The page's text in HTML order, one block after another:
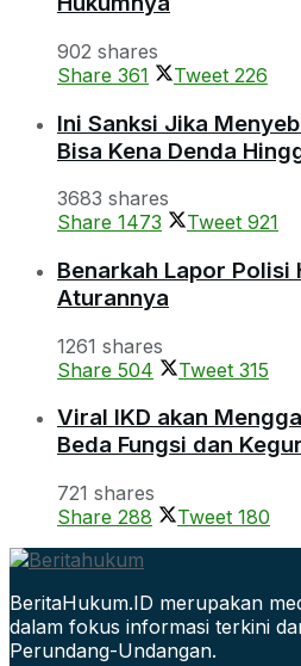
902 shares
Share 361 Tweet 226
Ini Sanksi Jika
Bisa Kena Denda
3683 shares
Share 1473 Tweet 921
Benarkah Lapor Polisi
Aturannya
1261 shares
Share 504 Tweet 315
Viral IKD akan
Beda Fungsi dan
721 shares
Share 288 Tweet 180
BeritaHukum.ID merupakan
dalam fokus informasi terkini
Perundang-Undangan.